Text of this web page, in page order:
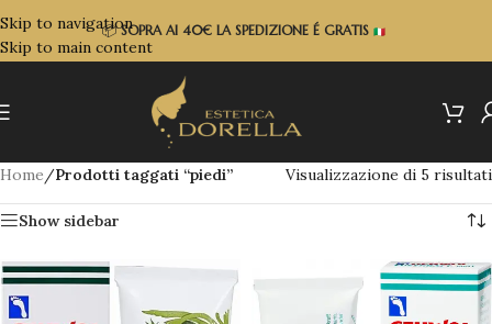
Skip to navigation
Skip to main content
📦 SOPRAAI 40€ LA SPEDIZIONE É GRATIS
Home/Prodotti taggati “piedi” Visualizzazione di 5 risultati
Show sidebar